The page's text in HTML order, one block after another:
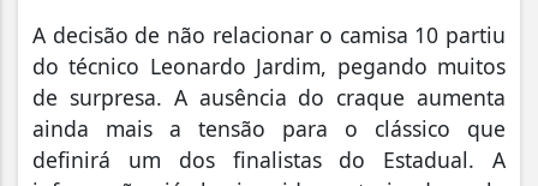
A decisão de não relacionar o camisa 10 partiu
do técnico Leonardo Jardim, pegando muitos
de surpresa. A ausência do craque aumenta
ainda mais a tensão para o clássico que
definirá um dos finalistas do Estadual. A